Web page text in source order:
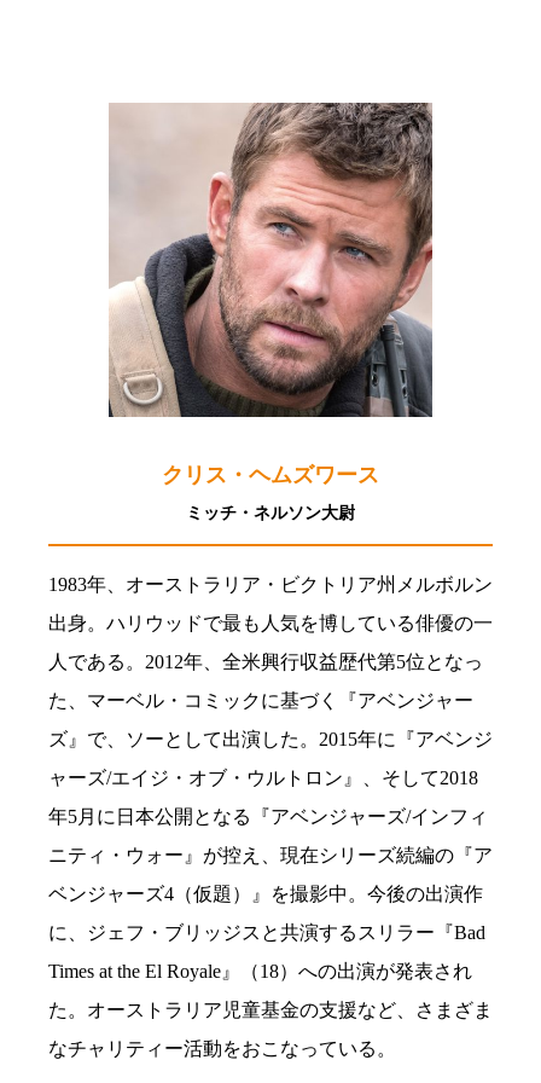
クリス・ヘムズワース
ミッチ・ネルソン大尉
1983年、オーストラリア・ビクトリア州メルボルン
出身。ハリウッドで最も人気を博している俳優の一
人である。2012年、全米興行収益歴代第5位となっ
た、マーベル・コミックに基づく『アベンジャー
ズ』で、ソーとして出演した。2015年に『アベンジ
ャーズ/エイジ・オブ・ウルトロン』、そして2018
年5月に日本公開となる『アベンジャーズ/インフィ
ニティ・ウォー』が控え、現在シリーズ続編の『ア
ベンジャーズ4（仮題）』を撮影中。今後の出演作
に、ジェフ・ブリッジスと共演するスリラー『Bad
Times at the El Royale』（18）への出演が発表され
た。オーストラリア児童基金の支援など、さまざま
なチャリティー活動をおこなっている。